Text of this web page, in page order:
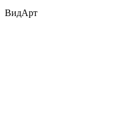
ВидАрт